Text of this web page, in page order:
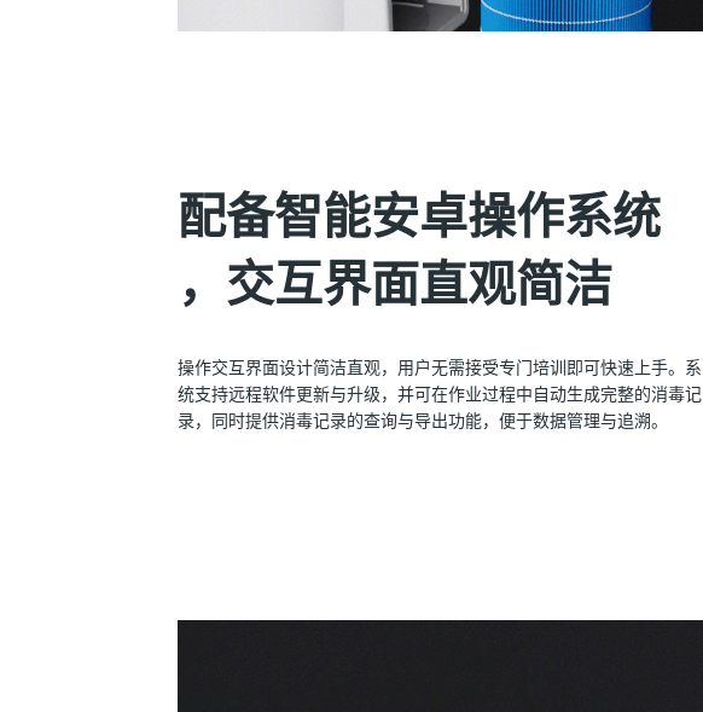
配备智能安卓操作系统
，交互界面直观简洁
操作交互界面设计简洁直观，用户无需接受专门培训即可快速上手。系
统支持远程软件更新与升级，并可在作业过程中自动生成完整的消毒记
录，同时提供消毒记录的查询与导出功能，便于数据管理与追溯。